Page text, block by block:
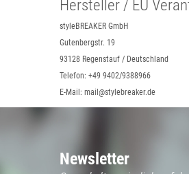
Hersteller / EU
styleBREAKER GmbH
Gutenbergstr. 19
93128 Regenstauf / Deutschland
Telefon: +49 9402/9388966
E-Mail: mail@stylebreaker.de
Newsletter